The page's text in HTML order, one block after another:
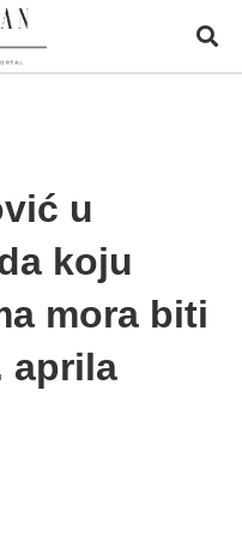
u
koju
mora biti
aprila